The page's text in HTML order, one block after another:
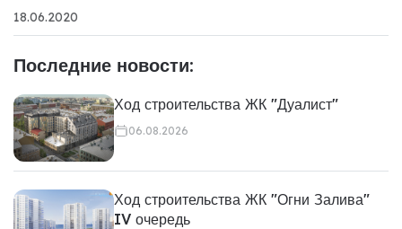
18.06.2020
Последние новости:
Ход строительства ЖК "Дуалист"
06.08.2026
Ход строительства ЖК "Огни Залива"
IV очередь